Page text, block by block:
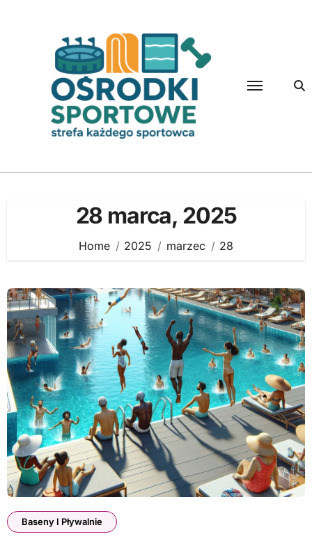
28 marca, 2025
Home 2025 marzec 28
Baseny I Pływalnie